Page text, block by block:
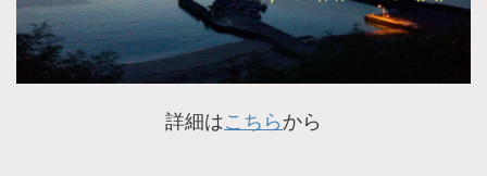
詳細はこちらから